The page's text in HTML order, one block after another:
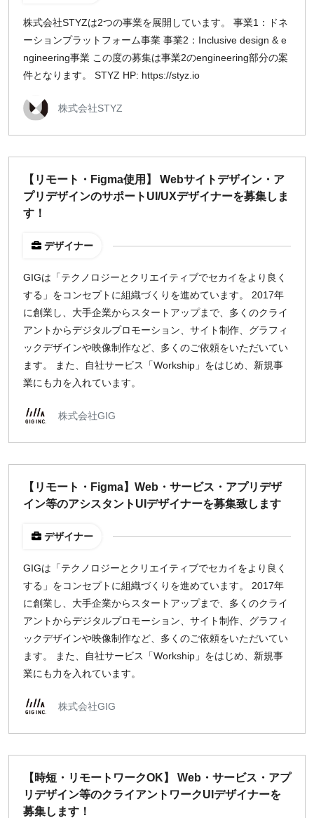
株式会社STYZは2つの事業を展開しています。 事業1：ドネ
ーションプラットフォーム事業 事業2：Inclusive design & e
ngineering事業 この度の募集は事業2のengineering部分の案
件となります。 STYZ HP: https://styz.io
株式会社STYZ
【リモート・Figma使用】 Webサイトデザイン・ア
プリデザインのサポートUI/UXデザイナーを募集しま
す！
デザイナー
GIGは「テクノロジーとクリエイティブでセカイをより良く
する」をコンセプトに組織づくりを進めています。 2017年
に創業し、大手企業からスタートアップまで、多くのクライ
アントからデジタルプロモーション、サイト制作、グラフィ
ックデザインや映像制作など、多くのご依頼をいただいてい
ます。 また、自社サービス「Workship」をはじめ、新規事
業にも力を入れています。
株式会社GIG
【リモート・Figma】Web・サービス・アプリデザ
イン等のアシスタントUIデザイナーを募集致します
デザイナー
GIGは「テクノロジーとクリエイティブでセカイをより良く
する」をコンセプトに組織づくりを進めています。 2017年
に創業し、大手企業からスタートアップまで、多くのクライ
アントからデジタルプロモーション、サイト制作、グラフィ
ックデザインや映像制作など、多くのご依頼をいただいてい
ます。 また、自社サービス「Workship」をはじめ、新規事
業にも力を入れています。
株式会社GIG
【時短・リモートワークOK】 Web・サービス・アプ
リデザイン等のクライアントワークUIデザイナーを
募集します！